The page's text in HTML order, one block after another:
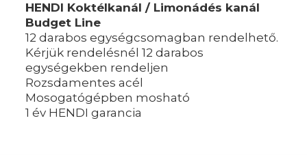
HENDI Koktélkanál / Limonádés kanál
Budget Line
12 darabos egységcsomagban rendelhető.
Kérjük rendelésnél 12 darabos
egységekben rendeljen
Rozsdamentes acél
Mosogatógépben mosható
1 év HENDI garancia